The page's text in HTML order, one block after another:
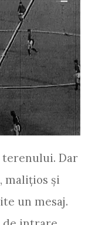
terenului. Dar
maliţios şi
un mesaj.